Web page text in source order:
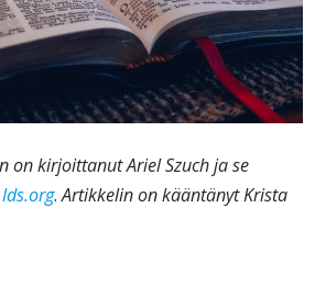
on kirjoittanut Ariel Szuch ja se
lds.org.Artikkelin on kääntänyt Krista